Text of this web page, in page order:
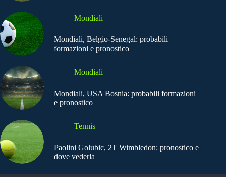
Mondiali
Mondiali, Belgio-Senegal: probabili
formazioni e pronostico
Mondiali
Mondiali, USA Bosnia: probabili formazioni
e pronostico
Tennis
Paolini Golubic, 2T Wimbledon: pronostico e
dove vederla